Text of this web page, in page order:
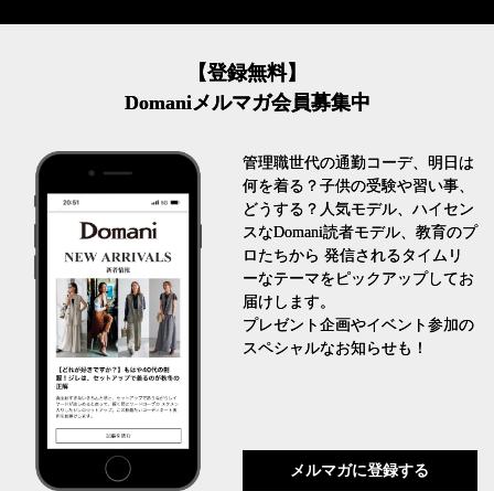
【登録無料】
Domaniメルマガ会員募集中
管理職世代の通勤コーデ、明日は
何を着る？子供の受験や習い事、
どうする？人気モデル、ハイセン
スなDomani読者モデル、教育のプ
ロたちから 発信されるタイムリ
ーなテーマをピックアップしてお
届けします。
プレゼント企画やイベント参加の
スペシャルなお知らせも！
メルマガに登録する